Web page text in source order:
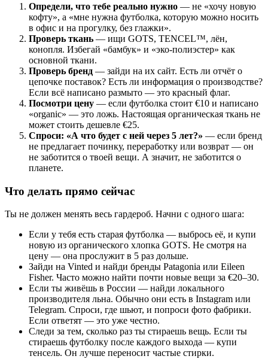
Определи, что тебе реально нужно — не «хочу новую
кофту», а «мне нужна футболка, которую можно носить
в офис и на прогулку, без глажки».
Проверь ткань — ищи GOTS, TENCEL™, лён,
конопля. Избегай «бамбук» и «эко-полиэстер» как
основной ткани.
Проверь бренд — зайди на их сайт. Есть ли отчёт о
цепочке поставок? Есть ли информация о производстве?
Если всё написано размыто — это красный флаг.
Посмотри цену — если футболка стоит €10 и написано
«organic» — это ложь. Настоящая органическая ткань не
может стоить дешевле €25.
Спроси: «А что будет с ней через 5 лет?» — если бренд
не предлагает починку, переработку или возврат — он
не заботится о твоей вещи. А значит, не заботится о
планете.
Что делать прямо сейчас
Ты не должен менять весь гардероб. Начни с одного шага:
Если у тебя есть старая футболка — выбрось её, и купи
новую из органического хлопка GOTS. Не смотря на
цену — она прослужит в 5 раз дольше.
Зайди на Vinted и найди бренды Patagonia или Eileen
Fisher. Часто можно найти почти новые вещи за €20–30.
Если ты живёшь в России — найди локального
производителя льна. Обычно они есть в Instagram или
Telegram. Спроси, где шьют, и попроси фото фабрики.
Если ответят — это уже честно.
Следи за тем, сколько раз ты стираешь вещь. Если ты
стираешь футболку после каждого выхода — купи
тенсель. Он лучше переносит частые стирки.